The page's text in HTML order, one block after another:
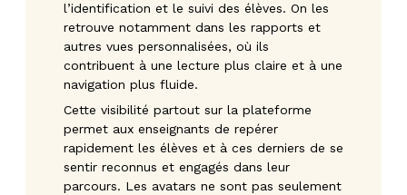
l’identification et le suivi des élèves. On les
retrouve notamment dans les rapports et
autres vues personnalisées, où ils
contribuent à une lecture plus claire et à une
navigation plus fluide.
Cette visibilité partout sur la plateforme
permet aux enseignants de repérer
rapidement les élèves et à ces derniers de se
sentir reconnus et engagés dans leur
parcours. Les avatars ne sont pas seulement